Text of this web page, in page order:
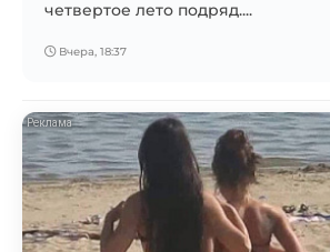
четвертое лето подряд....
Вчера, 18:37